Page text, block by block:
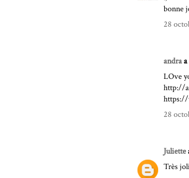
bonne
28
andra
LOve
http://
https://
28
Juliette
Très